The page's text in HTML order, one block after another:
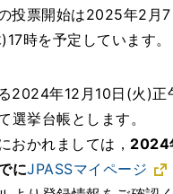
投票開始は2025年2月
時を予定しています。
2024年12月10日(火)正
選挙台帳とします。
おかれましては， 2024
にJPASSマイページ